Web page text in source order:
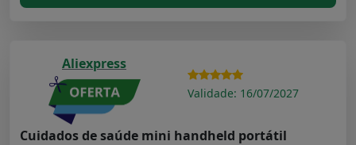
Aliexpress
Validade: 16/07/2027
Cuidados de saúde mini handheld portátil